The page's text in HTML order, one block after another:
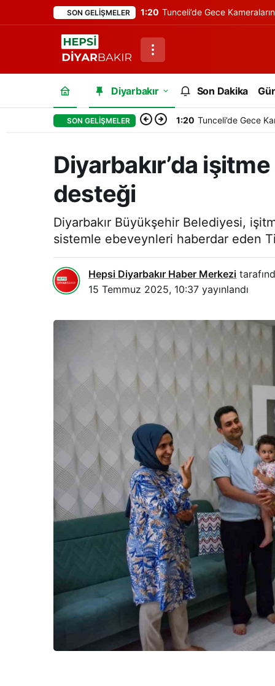
SON GELIŞMELER 1:20 Tunceli’de Gece
Diyarbakır Son Dakika
SON GELIŞMELER 1:20 Tunceli’de Gece
Diyarbakır’da
desteği
Diyarbakır Büyükşehir Belediyesi,
sistemle ebeveynleri haberdar eden
Hepsi Diyarbakır Haber Merkezi
15 Temmuz 2025, 10:37 yayınlandı